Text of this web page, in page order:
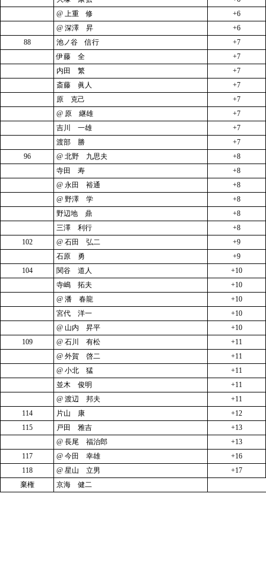
@ 上重 修
+6
@ 深澤 昇
+6
88
池ノ谷 信行
+7
伊藤 全
+7
内田 繁
+7
斎藤 眞人
+7
原 克己
+7
@ 原 継雄
+7
吉川 一雄
+7
渡部 勝
+7
96
@ 北野 九思夫
+8
寺田 寿
+8
@ 永田 裕通
+8
@ 野澤 学
+8
野辺地 鼎
+8
三澤 利行
+8
102
@ 石田 弘二
+9
石原 勇
+9
104
関谷 道人
+10
寺嶋 拓夫
+10
@ 潘 春龍
+10
宮代 洋一
+10
@ 山内 昇平
+10
109
@ 石川 有松
+11
@ 外賀 啓二
+11
@ 小北 猛
+11
並木 俊明
+11
@ 渡辺 邦夫
+11
114
片山 康
+12
115
戸田 雅吉
+13
@ 長尾 福治郎
+13
117
@ 今田 幸雄
+16
118
@ 星山 立男
+17
棄権
京海 健二